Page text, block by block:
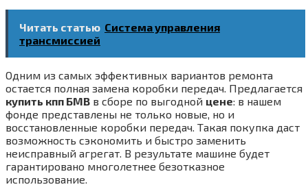
Читать статью Система управления
трансмиссией
Одним из самых эффективных вариантов ремонта
остается полная замена коробки передач. Предлагается
купить кпп БМВ в сборе по выгодной цене: в нашем
фонде представлены не только новые, но и
восстановленные коробки передач. Такая покупка даст
возможность сэкономить и быстро заменить
неисправный агрегат. В результате машине будет
гарантировано многолетнее безотказное
использование.